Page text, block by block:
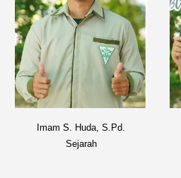
Imam S. Huda, S.Pd.
Sejarah